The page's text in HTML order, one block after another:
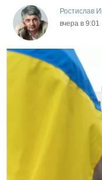
Ростислав
вчера в 9:01